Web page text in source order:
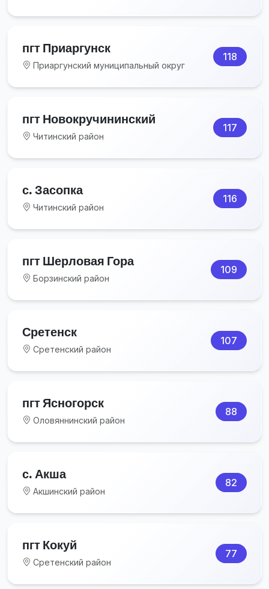
пгт Приаргунск
Приаргунский муниципальный округ
118
пгт Новокручининский
Читинский район
117
с. Засопка
Читинский район
116
пгт Шерловая Гора
Борзинский район
109
Сретенск
Сретенский район
107
пгт Ясногорск
Оловяннинский район
88
с. Акша
Акшинский район
82
пгт Кокуй
Сретенский район
77